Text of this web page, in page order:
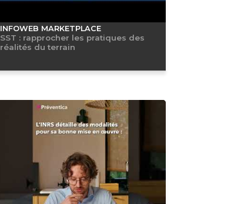
INFOWEB MARKETPLACE
SST : rapprocher les pratiques des
réalités du terrain